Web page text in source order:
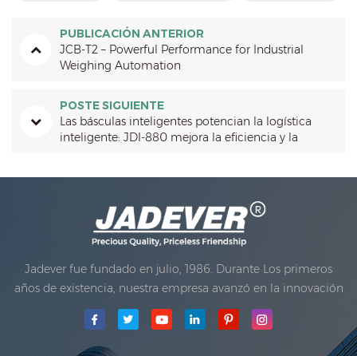
PUBLICACIÓN ANTERIOR
JCB-T2 – Powerful Performance for Industrial
Weighing Automation
POSTE SIGUIENTE
Las básculas inteligentes potencian la logística
inteligente: JDI-880 mejora la eficiencia y la
Jadever fue fundado en julio, 1986. Durante Los primeros
años de existencia, nuestra empresa avanzó en la innovación
tecnológica y desarrollando un plan de negocios. En 1998,
nuestra compañía logró el objetivo de la calidad principal,
cuando El primero de nuestros productos recibió la